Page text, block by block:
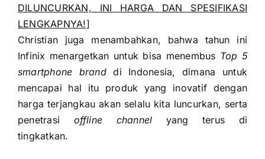
DILUNCURKAN, INI HARGA DAN SPESIFIKASI
LENGKAPNYA!]
Christian juga menambahkan, bahwa tahun ini
Infinix menargetkan untuk bisa menembus Top 5
smartphone branddi Indonesia, dimana untuk
mencapai hal itu produk yang inovatif dengan
harga terjangkau akan selalu kita luncurkan, serta
penetrasi offline channel yang terus di
tingkatkan.